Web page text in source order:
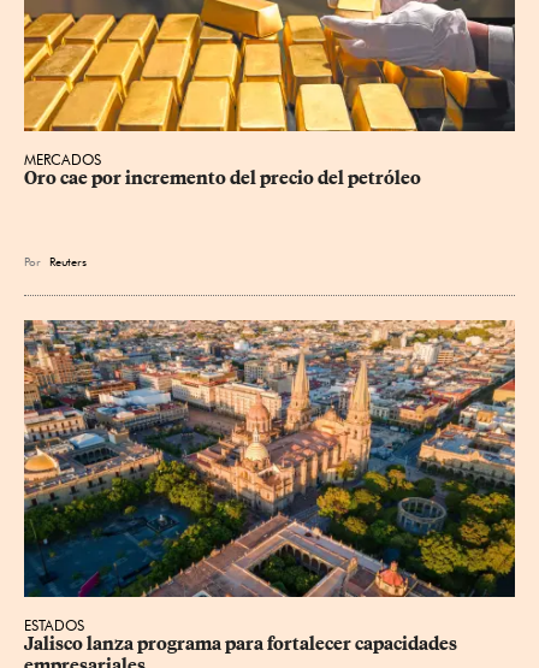
MERCADOS
Oro cae por incremento del precio del petróleo
Por Reuters
ESTADOS
Jalisco lanza programa para fortalecer capacidades